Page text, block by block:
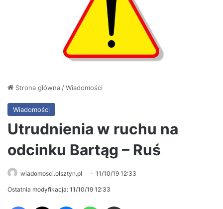
Strona główna /Wiadomości
Wiadomości
Utrudnienia w ruchu na
odcinku Bartąg – Ruś
wiadomosci.olsztyn.pl 11/10/19 12:33
Ostatnia modyfikacja: 11/10/19 12:33